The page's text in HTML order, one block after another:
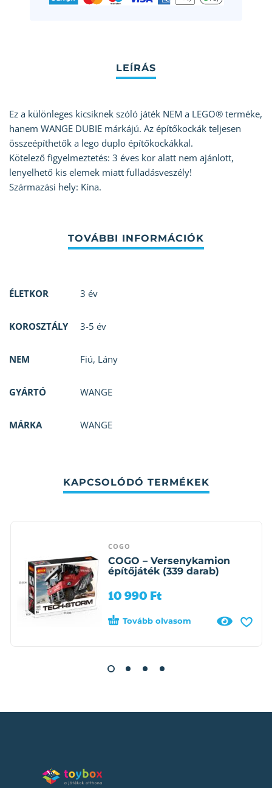
Ez a különleges kicsiknek szóló játék NEM a LEGO® terméke,
hanem WANGE DUBIE márkájú. Az építőkockák teljesen
összeépíthetők a lego duplo építőkockákkal.
Kötelező figyelmeztetés: 3 éves kor alatt nem ajánlott,
lenyelhető kis elemek miatt fulladásveszély!
Származási hely: Kína.
ÉLETKOR 3 év
KOROSZTÁLY 3-5 év
NEM Fiú, Lány
GYÁRTÓ WANGE
MÁRKA WANGE
KAPCSOLÓDÓ TERMÉKEK
COGO
COGO – Versenykamion
építőjáték (339 darab)
10 990 Ft
Tovább olvasom